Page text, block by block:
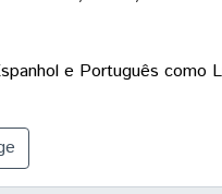
e Português como